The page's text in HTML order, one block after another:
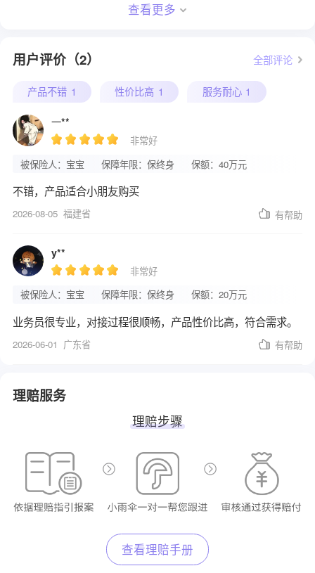
查看更多
用户评价（2） 全部评论
产品不错 1 性价比高 1 服务耐心 1
一**
非常好
被保险人：宝宝
保障年限：保终身 保额：40万元
不错，产品适合小朋友购买
2026-08-05 福建省 有帮助
y**
非常好
被保险人：宝宝
保障年限：保终身 保额：20万元
业务员很专业，对接过程很顺畅，产品性价比高，符合需求。
2026-06-01 广东省 有帮助
理赔服务
理赔步骤
查看理赔手册